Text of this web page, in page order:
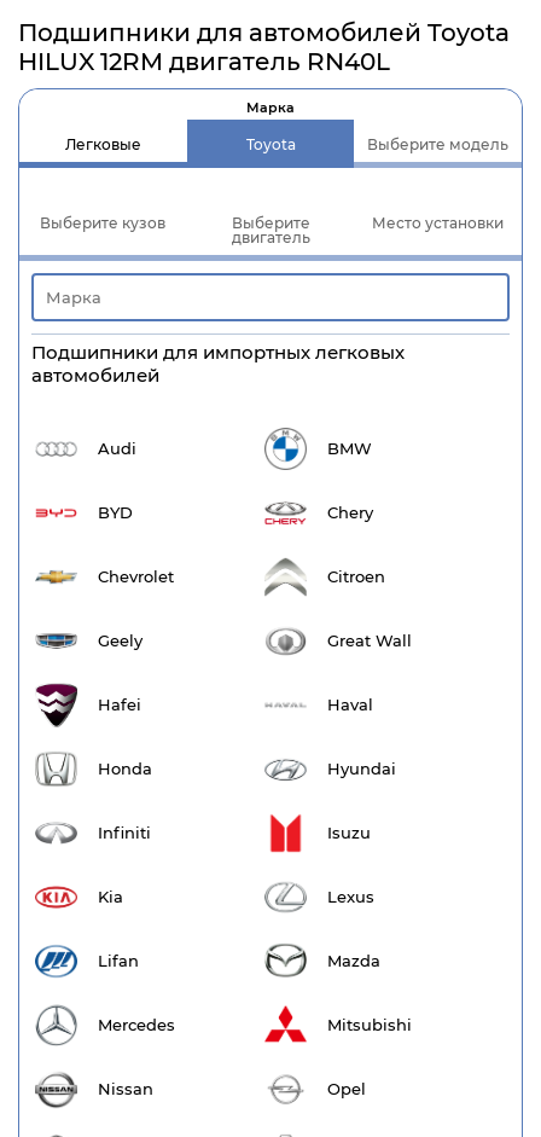
Подшипники для автомобилей Toyota
HILUX 12RM двигатель RN40L
Легковые
Марка
Toyota Выберите модель
Выберите кузов
Выберите
двигатель
Место установки
Подшипники для импортных легковых
автомобилей
Audi BMW
BYD Chery
Chevrolet Citroen
Geely Great Wall
Hafei Haval
Honda Hyundai
Infiniti Isuzu
Kia Lexus
Lifan Mazda
Mercedes Mitsubishi
Nissan Opel